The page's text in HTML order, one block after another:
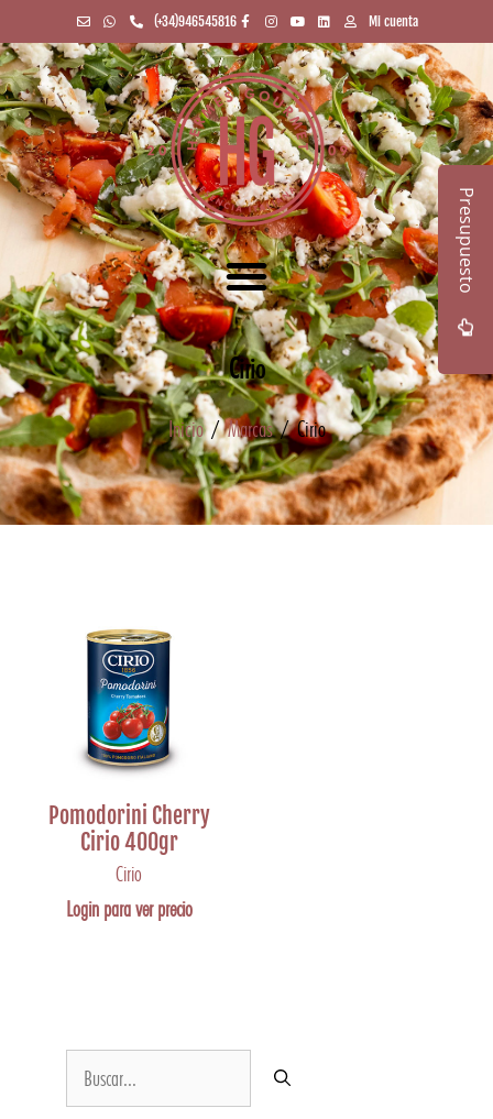
(+34)946545816 Mi cuenta
Cirio
Inicio/Marcas/ Cirio
Pomodorini Cherry
Cirio 400gr
Cirio
Login para ver precio
Presupuesto